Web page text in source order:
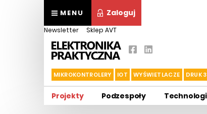
MENU Zaloguj
Newsletter Sklep AVT
MIKROKONTROLERY IOT WYŚWIETLACZE DRUK
Projekty Podzespoły